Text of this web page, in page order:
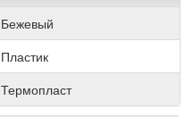
Бежевый
Пластик
Термопласт